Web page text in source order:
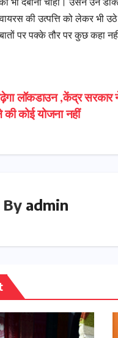
भी दबाना चाहा। उसने उन
की उत्पत्ति को लेकर भी
पर पक्के तौर पर कुछ कहा
लॉकडाउन ,केंद्र सरकार
कोई योजना नहीं
By admin